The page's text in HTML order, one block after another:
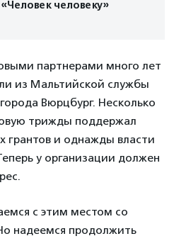
человеку»
партнерами много лет
из Мальтийской службы
Вюрцбург. Несколько
трижды поддержал
грантов и однажды власти
у организации должен
с этим местом со
надеемся продолжить